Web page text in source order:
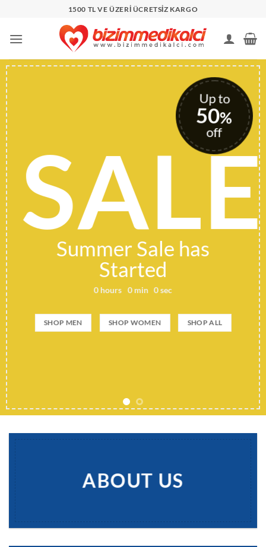
1500 TL VE ÜZERİ ÜCRETSİZ KARGO
Up to
50%
off
SALE
Summer Sale has
Started
0hours 0min 0sec
SHOP MEN SHOP WOMEN SHOP ALL
ABOUT US